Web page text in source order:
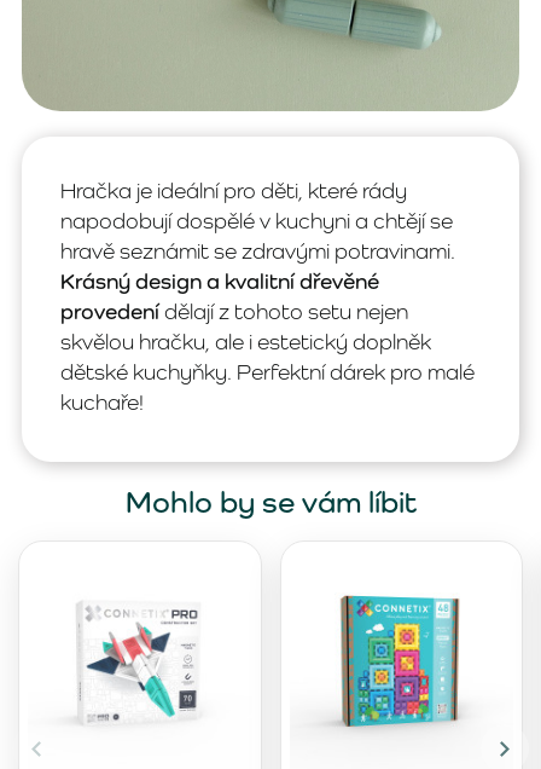
Hračka je ideální pro děti, které rády
napodobují dospělé v kuchyni a chtějí se
hravě seznámit se zdravými potravinami.
Krásný design a kvalitní dřevěné
provedenídělají z tohoto setu nejen
skvělou hračku, ale i estetický doplněk
dětské kuchyňky. Perfektní dárek pro malé
kuchaře!
Mohlo by se vám líbit